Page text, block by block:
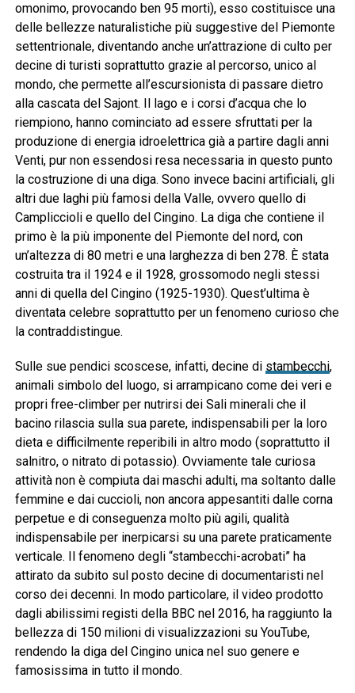
omonimo, provocando ben 95 morti), esso costituisce una
delle bellezze naturalistiche più suggestive del Piemonte
settentrionale, diventando anche un’attrazione di culto per
decine di turisti soprattutto grazie al percorso, unico al
mondo, che permette all’escursionista di passare dietro
alla cascata del Sajont. Il lago e i corsi d’acqua che lo
riempiono, hanno cominciato ad essere sfruttati per la
produzione di energia idroelettrica già a partire dagli anni
Venti, pur non essendosi resa necessaria in questo punto
la costruzione di una diga. Sono invece bacini artificiali, gli
altri due laghi più famosi della Valle, ovvero quello di
Campliccioli e quello del Cingino. La diga che contiene il
primo è la più imponente del Piemonte del nord, con
un’altezza di 80 metri e una larghezza di ben 278. È stata
costruita tra il 1924 e il 1928, grossomodo negli stessi
anni di quella del Cingino (1925-1930). Quest’ultima è
diventata celebre soprattutto per un fenomeno curioso che
la contraddistingue.
Sulle sue pendici scoscese, infatti, decine di stambecchi,
animali simbolo del luogo, si arrampicano come dei veri e
propri free-climber per nutrirsi dei Sali minerali che il
bacino rilascia sulla sua parete, indispensabili per la loro
dieta e difficilmente reperibili in altro modo (soprattutto il
salnitro, o nitrato di potassio). Ovviamente tale curiosa
attività non è compiuta dai maschi adulti, ma soltanto dalle
femmine e dai cuccioli, non ancora appesantiti dalle corna
perpetue e di conseguenza molto più agili, qualità
indispensabile per inerpicarsi su una parete praticamente
verticale. Il fenomeno degli “stambecchi-acrobati” ha
attirato da subito sul posto decine di documentaristi nel
corso dei decenni. In modo particolare, il video prodotto
dagli abilissimi registi della BBC nel 2016, ha raggiunto la
bellezza di 150 milioni di visualizzazioni su YouTube,
rendendo la diga del Cingino unica nel suo genere e
famosissima in tutto il mondo.